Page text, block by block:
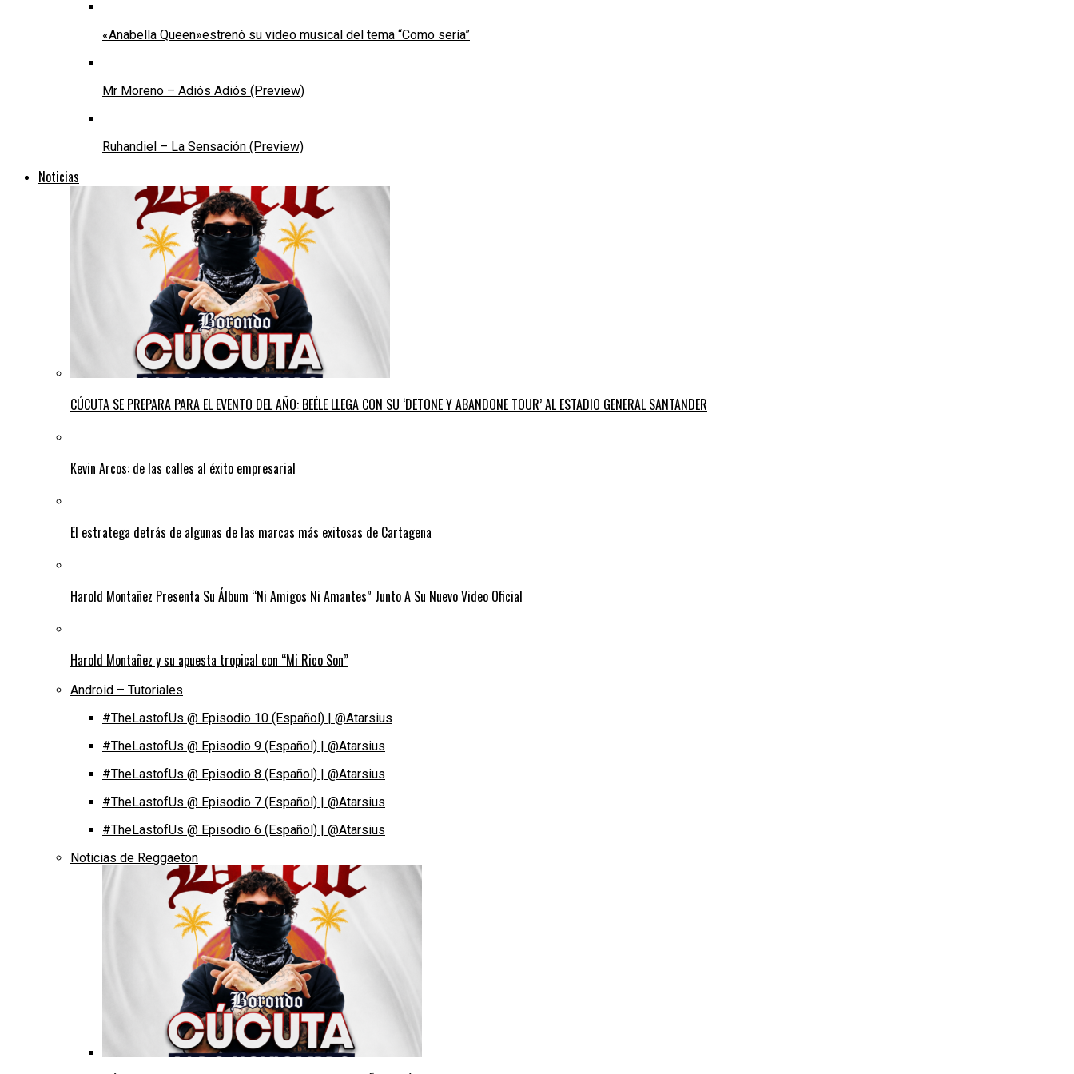
«Anabella Queen»estrenó su video musical del tema “Como sería”
Mr Moreno – Adiós Adiós (Preview)
Ruhandiel – La Sensación (Preview)
Noticias
CÚCUTA SE PREPARA PARA EL EVENTO DEL AÑO: BEÉLE LLEGA CON SU ‘DETONE Y ABANDONE TOUR’ AL ESTADIO GENERAL SANTANDER
Kevin Arcos: de las calles al éxito empresarial
El estratega detrás de algunas de las marcas más exitosas de Cartagena
Harold Montañez Presenta Su Álbum “Ni Amigos Ni Amantes” Junto A Su Nuevo Video Oficial
Harold Montañez y su apuesta tropical con “Mi Rico Son”
Android – Tutoriales
#TheLastofUs @ Episodio 10 (Español) | @Atarsius
#TheLastofUs @ Episodio 9 (Español) | @Atarsius
#TheLastofUs @ Episodio 8 (Español) | @Atarsius
#TheLastofUs @ Episodio 7 (Español) | @Atarsius
#TheLastofUs @ Episodio 6 (Español) | @Atarsius
Noticias de Reggaeton